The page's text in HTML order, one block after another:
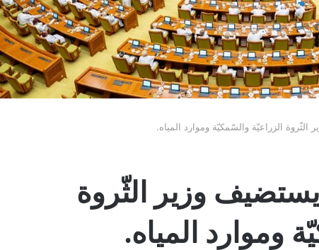
الزراعيّة والسّمكيّة وموارد المياه.
وزير الثّروة
وموارد المياه.